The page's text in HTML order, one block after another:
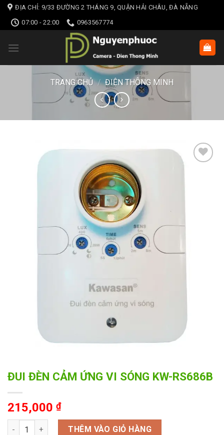
Skip
content
ĐỊA CHỈ: 9/33 ĐƯỜNG 2 THÁNG 9, QUẬN HẢI CHÂU, ĐÀ NẴNG
07:00 - 22:00
0963567774
TRANG CHỦ / ĐIỆN THÔNG MINH
ĐUI ĐÈN CẢM ỨNG VI SÓNG KW-RS686B
215,000 ₫
ĐUI ĐÈN CẢM ỨNG VI SÓNG KW-RS686B số lượng
THÊM VÀO GIỎ HÀNG